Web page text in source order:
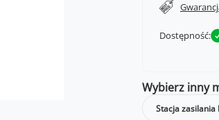
Wybierz inny
Stacja zasilania
Dostępność: